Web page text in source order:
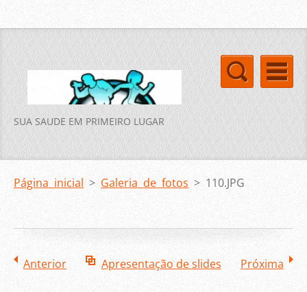
SUA SAUDE EM PRIMEIRO LUGAR
Página inicial > Galeria de fotos > 110.JPG
Anterior Apresentação de slides Próxima